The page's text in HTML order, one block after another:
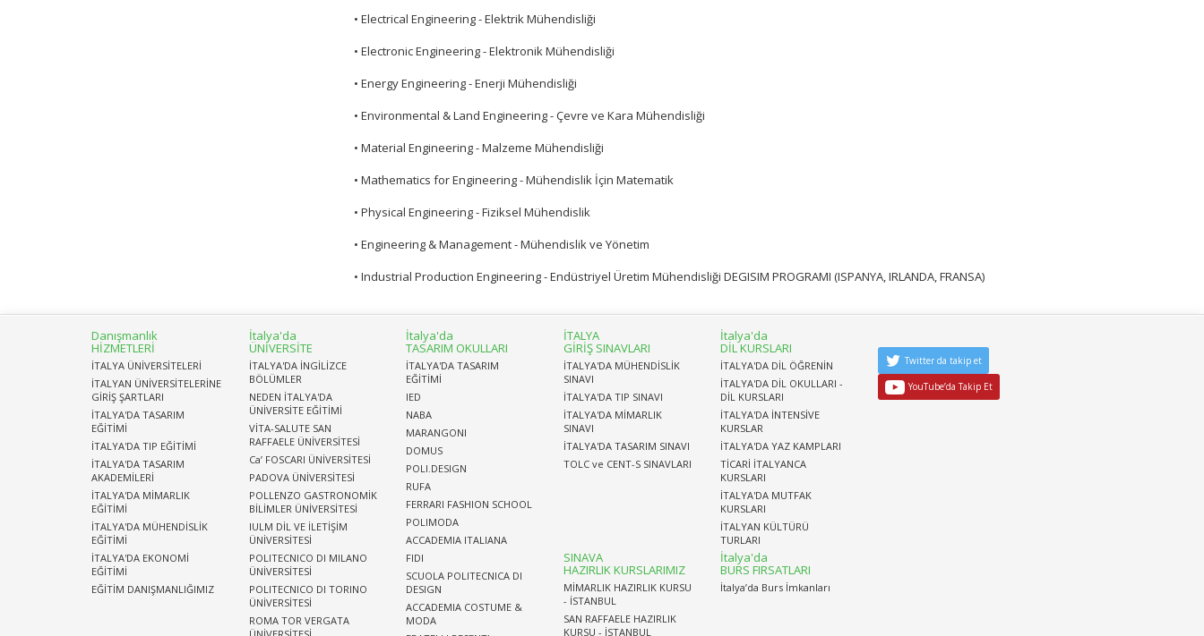
• Electrical Engineering - Elektrik Mühendisliği
• Electronic Engineering - Elektronik Mühendisliği
• Energy Engineering - Enerji Mühendisliği
• Environmental & Land Engineering - Çevre ve Kara Mühendisliği
• Material Engineering - Malzeme Mühendisliği
• Mathematics for Engineering - Mühendislik İçin Matematik
• Physical Engineering - Fiziksel Mühendislik
• Engineering & Management - Mühendislik ve Yönetim
• Industrial Production Engineering - Endüstriyel Üretim Mühendisliği DEGISIM PROGRAMI (ISPANYA, IRLANDA, FRANSA)
Danışmanlık
HİZMETLERİ
İTALYA ÜNİVERSİTELERİ
İTALYAN ÜNİVERSİTELERİNE
GİRİŞ ŞARTLARI
İTALYA'DA TASARIM
EĞİTİMİ
İTALYA'DA TIP EĞİTİMİ
İTALYA'DA TASARIM
AKADEMİLERİ
İTALYA'DA MİMARLIK
EĞİTİMİ
İTALYA'DA MÜHENDİSLİK
EĞİTİMİ
İTALYA'DA EKONOMİ
EĞİTİMİ
EĞİTİM DANIŞMANLIĞIMIZ
İtalya'da
ÜNİVERSİTE
İTALYA'DA İNGİLİZCE
BÖLÜMLER
NEDEN İTALYA'DA
ÜNİVERSİTE EĞİTİMİ
VİTA-SALUTE SAN
RAFFAELE ÜNİVERSİTESİ
Ca’ FOSCARI ÜNİVERSİTESİ
PADOVA ÜNİVERSİTESİ
POLLENZO GASTRONOMİK
BİLİMLER ÜNİVERSİTESİ
IULM DİL VE İLETİŞİM
ÜNİVERSİTESİ
POLITECNICO DI MILANO
ÜNİVERSİTESİ
POLITECNICO DI TORINO
ÜNİVERSİTESİ
ROMA TOR VERGATA
İtalya'da
TASARIM OKULLARI
İTALYA'DA TASARIM
EĞİTİMİ
IED
NABA
MARANGONI
DOMUS
POLI.DESIGN
RUFA
FERRARI FASHION SCHOOL
POLIMODA
ACCADEMIA ITALIANA
FIDI
SCUOLA POLITECNICA DI
DESIGN
ACCADEMIA COSTUME &
MODA
İTALYA
GİRİŞ SINAVLARI
İTALYA'DA MÜHENDİSLİK
SINAVI
İTALYA'DA TIP SINAVI
İTALYA'DA MİMARLIK
SINAVI
İTALYA'DA TASARIM SINAVI
TOLC ve CENT-S SINAVLARI
İtalya'da
DİL KURSLARI
İTALYA'DA DİL ÖĞRENİN
İTALYA'DA DİL OKULLARI -
DİL KURSLARI
İTALYA'DA İNTENSİVE
KURSLAR
İTALYA'DA YAZ KAMPLARI
TİCARİ İTALYANCA
KURSLARI
İTALYA'DA MUTFAK
KURSLARI
İTALYAN KÜLTÜRÜ
TURLARI
SINAVA
HAZIRLIK KURSLARIMIZ
MİMARLIK HAZIRLIK KURSU
- İSTANBUL
SAN RAFFAELE HAZIRLIK
KURSU - İSTANBUL
İtalya'da
BURS FIRSATLARI
İtalya’da Burs İmkanları
Twitter da takip et
YouTube’da Takip Et